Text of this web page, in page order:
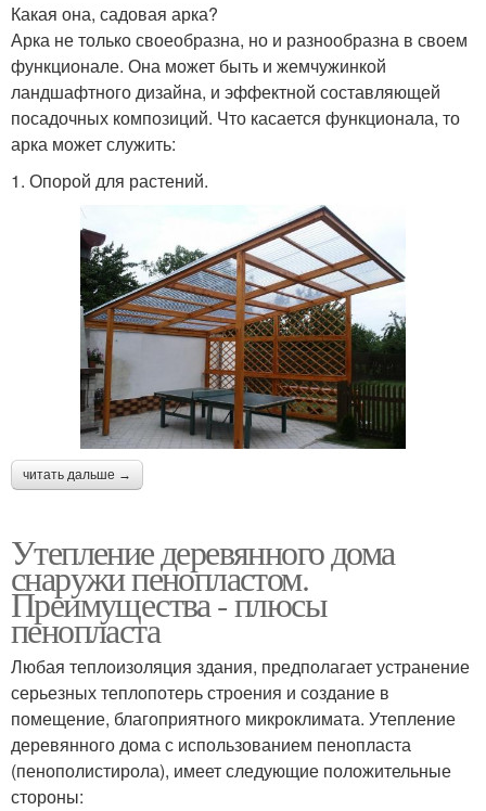
Какая она, садовая арка?
Арка не только своеобразна, но и разнообразна в своем
функционале. Она может быть и жемчужинкой
ландшафтного дизайна, и эффектной составляющей
посадочных композиций. Что касается функционала, то
арка может служить:
1. Опорой для растений.
читать дальше →
Утепление деревянного дома
снаружи пенопластом.
Преимущества - плюсы
пенопласта
Любая теплоизоляция здания, предполагает устранение
серьезных теплопотерь строения и создание в
помещение, благоприятного микроклимата. Утепление
деревянного дома с использованием пенопласта
(пенополистирола), имеет следующие положительные
стороны: